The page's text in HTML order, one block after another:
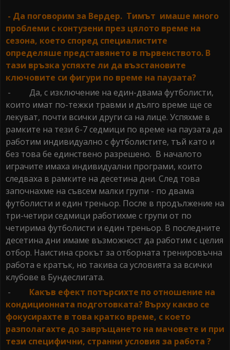
- Да поговорим за Вердер. Тимът имаше много
проблеми с контузени през цялото време на
сезона, което според специалистите
определяше представянето в първенството. В
тази връзка успяхте ли да възстановите
ключовите си фигури по време на паузата?
- Да, с изключение на един-двама футболисти,
които имат по-тежки травми и дълго време ще се
лекуват, почти всички други са на лице. Успяхме в
рамките на тези 6-7 седмици по време на паузата да
работим индивидуално с футболистите, тъй като и
без това бе единствено разрешено. В началото
играчите имаха индивидуални програми, които
следваха в рамките на десетина дни. След това
започнахме на съвсем малки групи - по двама
футболисти и един треньор. После в продължение на
три-четири седмици работихме с групи от по
четирима футболисти и един треньор. В последните
десетина дни имаме възможност да работим с целия
отбор. Наистина срокът за отборната тренировъчна
работа е кратък, но такива са условията за всички
клубове в Бундеслигата.
- Какъв ефект потърсихте по отношение на
кондиционната подготовката? Върху какво се
фокусирахте в това кратко време, с което
разполагахте до завръщането на мачовете и при
тези специфични, странни условия за работа ?